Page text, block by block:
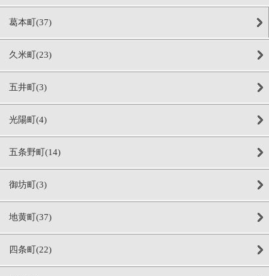
葛本町(37)
久米町(23)
五井町(3)
光陽町(4)
五条野町(14)
御坊町(3)
地黄町(37)
四条町(22)